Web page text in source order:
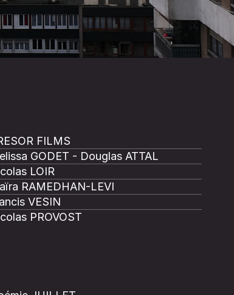
FILMS
GODET - Douglas ATTAL
LOIR
RAMEDHAN-LEVI
VESIN
PROVOST